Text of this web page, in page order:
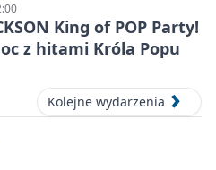
King of POP Party!
z hitami Króla Popu
Kolejne wydarzenia